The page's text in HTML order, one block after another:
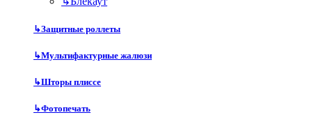
↳Защитные роллеты
↳Мультифактурные жалюзи
↳Шторы плиссе
↳Фотопечать